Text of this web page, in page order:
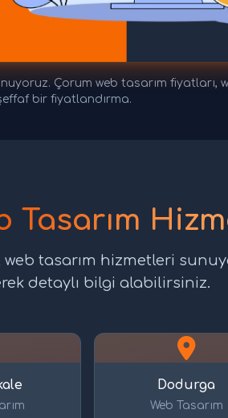
Çorum web tasarım fiyatları,
bir fiyatlandırma.
Tasarım
tasarım hizmetleri
detaylı bilgi alabilirsiniz.
Dodurga
Web Tasarım